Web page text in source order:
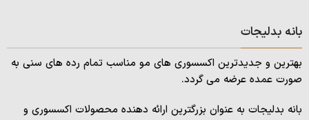
بانه بدلیجات
بهترین و جدیدترین اکسسوری های مو مناسب تمام رده های سنی به
صورت عمده عرضه می گردد.
بانه بدلیجات به عنوان بزرگترین ارائه دهنده محصولات اکسسوری و